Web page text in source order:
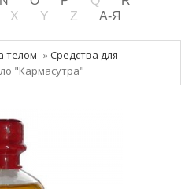
X Y Z А-Я
телом »Средства для
"Кармасутра"